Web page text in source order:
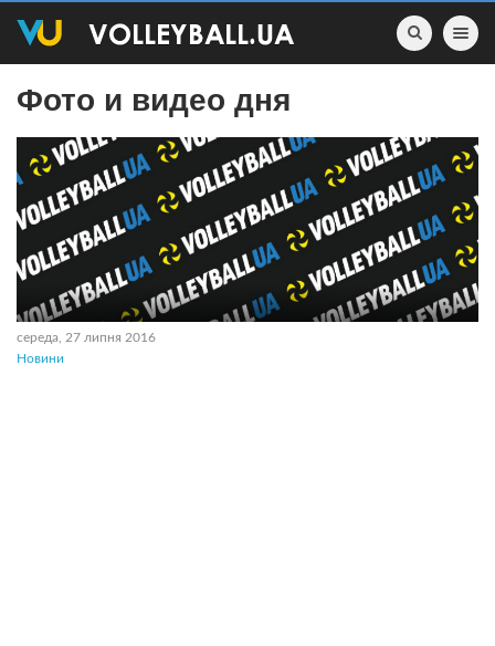
Toggle
Фото и видео дня
середа, 27 липня 2016
Новини